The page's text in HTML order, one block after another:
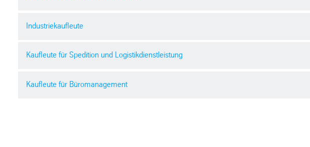
Industriekaufleute
Kaufleute für Spedition und Logistikdienstleistung
Kaufleute für Büromanagement